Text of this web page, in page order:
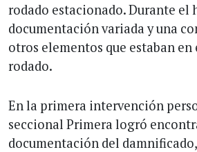
rodado estacionado. Durante el
documentación variada y una
otros elementos que estaban
rodado.
En la primera intervención
seccional Primera logró
documentación del